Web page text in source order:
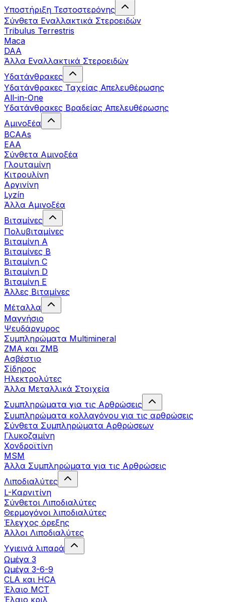
Υποστήριξη Τεστοστερόνης
Σύνθετα Εναλλακτικά Στεροειδών
Tribulus Terrestris
Maca
DAA
Άλλα Εναλλακτικά Στεροειδών
Υδατάνθρακες
Υδατάνθρακες Ταχείας Απελευθέρωσης
All-in-One
Υδατάνθρακες Βραδείας Απελευθέρωσης
Αμινοξέα
BCAAs
EAA
Σύνθετα Αμινοξέα
Γλουταμίνη
Κιτρουλίνη
Αργινίνη
Lyzín
Άλλα Αμινοξέα
Βιταμίνες
Πολυβιταμίνες
Βιταμίνη Α
Βιταμίνες Β
Βιταμίνη C
Βιταμίνη D
Βιταμίνη Ε
Άλλες Βιταμίνες
Μέταλλα
Μαγνήσιο
Ψευδάργυρος
Συμπληρώματα Multimineral
ZMA και ZMB
Ασβέστιο
Σίδηρος
Ηλεκτρολύτες
Άλλα Mεταλλικά Στοιχεία
Συμπληρώματα για τις Αρθρώσεις
Συμπληρώματα κολλαγόνου για τις αρθρώσεις
Σύνθετα Συμπληρώματα Αρθρώσεων
Γλυκοζαμίνη
Χονδροϊτίνη
MSM
Άλλα Συμπληρώματα για τις Αρθρώσεις
Λιποδιαλύτες
L-Kαρνιτίνη
Σύνθετοι Λιποδιαλύτες
Θερμογόνοι λιποδιαλύτες
Έλεγχος όρεξης
Άλλοι Λιποδιαλύτες
Υγιεινά λιπαρά
Ωμέγα 3
Ωμέγα 3-6-9
CLA και HCA
Έλαιο MCT
Έλαιο κριλ